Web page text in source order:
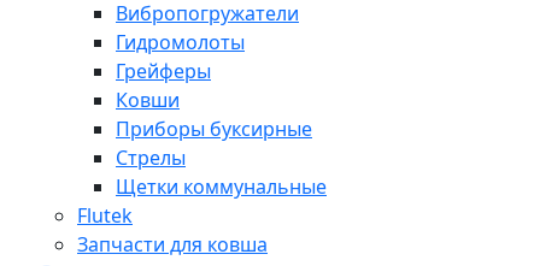
Вибропогружатели
Гидромолоты
Грейферы
Ковши
Приборы буксирные
Стрелы
Щетки коммунальные
Flutek
Запчасти для ковша